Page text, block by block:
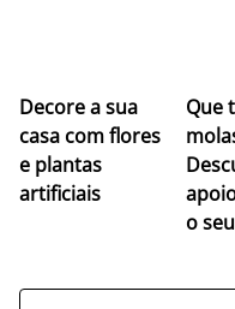
Decore a sua
casa com flores
e plantas
artificiais
Que
o